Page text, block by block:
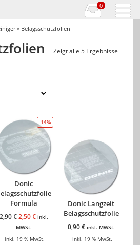
0
» Belagsschutzfolien
Zeigt alle 5 Ergebnisse
-14%
Donic
Formula
€ 2,50€ inkl.
MWSt.
inkl. 19 % MwSt.
Donic Langzeit
Belagsschutzfolie
0,90€ inkl. MWSt.
inkl. 19 % MwSt.